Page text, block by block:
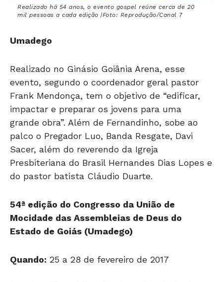
Realizado há 54 anos, o evento gospel reúne cerca de 20
mil pessoas a cada edição |Foto: Reprodução/Canal 7
Umadego
Realizado no Ginásio Goiânia Arena, esse
evento, segundo o coordenador geral pastor
Frank Mendonça, tem o objetivo de “edificar,
impactar e preparar os jovens para uma
grande obra”. Além de Fernandinho, sobe ao
palco o Pregador Luo, Banda Resgate, Davi
Sacer, além do reverendo da Igreja
Presbiteriana do Brasil Hernandes Dias Lopes e
do pastor batista Cláudio Duarte.
54ª edição do Congresso da União de
Mocidade das Assembleias de Deus do
Estado de Goiás (Umadego)
Quando: 25 a 28 de fevereiro de 2017